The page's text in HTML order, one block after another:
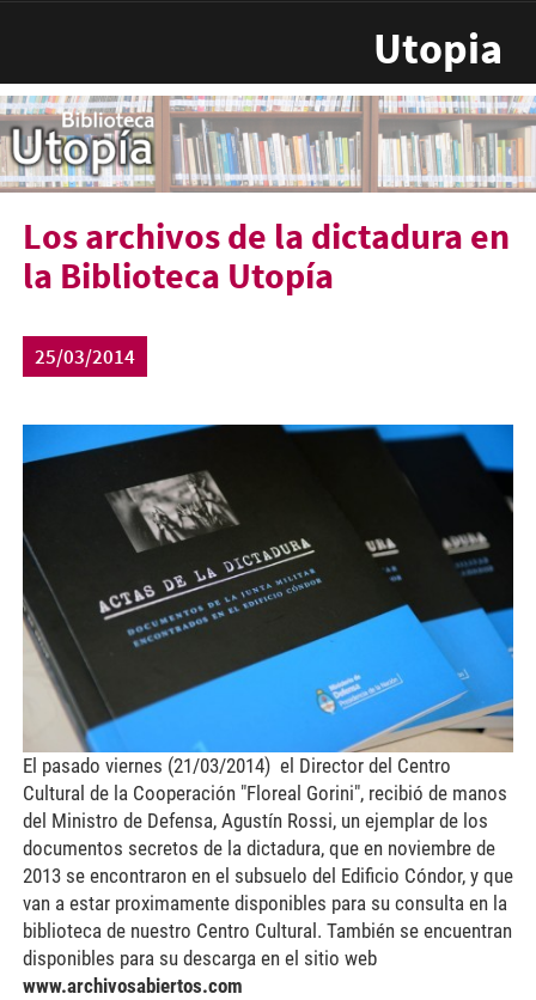
Utopia
Los archivos de la dictadura en
la Biblioteca Utopía
25/03/2014
archivos-de-la-dictadura01-
450x300.jpg
El pasado viernes (21/03/2014) el Director del Centro
Cultural de la Cooperación "Floreal Gorini", recibió de manos
del Ministro de Defensa, Agustín Rossi, un ejemplar de los
documentos secretos de la dictadura, que en noviembre de
2013 se encontraron en el subsuelo del Edificio Cóndor, y que
van a estar proximamente disponibles para su consulta en la
biblioteca de nuestro Centro Cultural. También se encuentran
disponibles para su descarga en el sitio web
www.archivosabiertos.com